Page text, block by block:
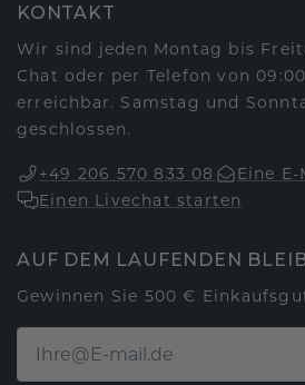
KONTAKT
Wir sind jeden Montag bis
Chat oder per Telefon von
erreichbar. Samstag und
geschlossen.
+49 206 570 833 08
Eine
Einen Livechat starten
AUF DEM LAUFENDEN
Gewinnen Sie 500 €